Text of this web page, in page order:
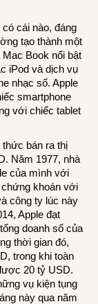
cái nào, đáng
tạo thành một
Book nổi bật
iPod và dịch vụ
nhạc số. Apple
smartphone
với chiếc tablet
bán ra thị
Năm 1977, nhà
của mình với
chứng khoán với
công ty lúc này
Apple đạt
doanh số của
thời gian đó,
trong khi toàn
20 tỷ USD.
vụ kiện tụng
này qua năm